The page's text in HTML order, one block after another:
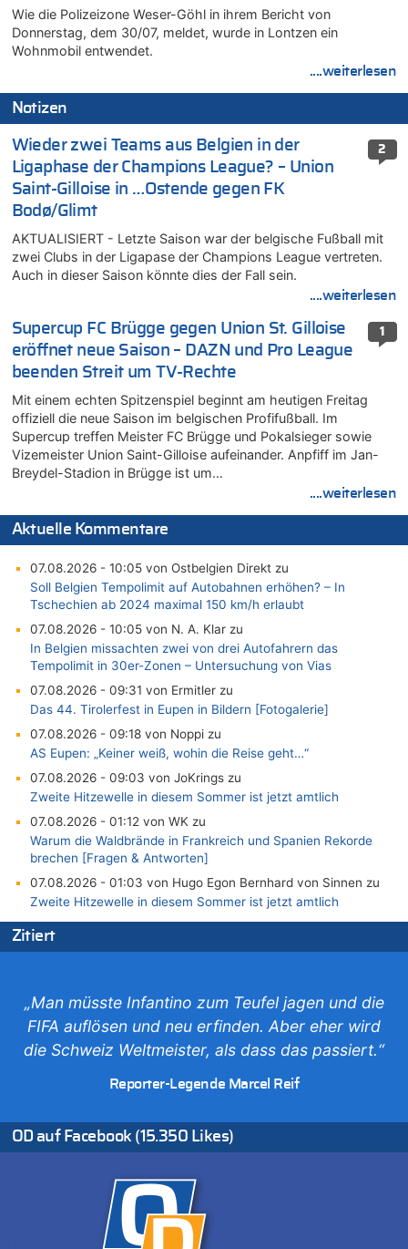
Wie die Polizeizone Weser-Göhl in ihrem Bericht von
Donnerstag, dem 30/07, meldet, wurde in Lontzen ein
Wohnmobil entwendet.
....weiterlesen
Notizen
2
Wieder zwei Teams aus Belgien in der
Ligaphase der Champions League? – Union
Saint-Gilloise in …Ostende gegen FK
Bodø/Glimt
AKTUALISIERT - Letzte Saison war der belgische Fußball mit
zwei Clubs in der Ligapase der Champions League vertreten.
Auch in dieser Saison könnte dies der Fall sein.
....weiterlesen
1
Supercup FC Brügge gegen Union St. Gilloise
eröffnet neue Saison – DAZN und Pro League
beenden Streit um TV-Rechte
Mit einem echten Spitzenspiel beginnt am heutigen Freitag
offiziell die neue Saison im belgischen Profifußball. Im
Supercup treffen Meister FC Brügge und Pokalsieger sowie
Vizemeister Union Saint-Gilloise aufeinander. Anpfiff im Jan-
Breydel-Stadion in Brügge ist um…
....weiterlesen
Aktuelle Kommentare
07.08.2026 - 10:05 von Ostbelgien Direkt zu
Soll Belgien Tempolimit auf Autobahnen erhöhen? – In
Tschechien ab 2024 maximal 150 km/h erlaubt
07.08.2026 - 10:05 von N. A. Klar zu
In Belgien missachten zwei von drei Autofahrern das
Tempolimit in 30er-Zonen – Untersuchung von Vias
07.08.2026 - 09:31 von Ermitler zu
Das 44. Tirolerfest in Eupen in Bildern [Fotogalerie]
07.08.2026 - 09:18 von Noppi zu
AS Eupen: „Keiner weiß, wohin die Reise geht…“
07.08.2026 - 09:03 von JoKrings zu
Zweite Hitzewelle in diesem Sommer ist jetzt amtlich
07.08.2026 - 01:12 von WK zu
Warum die Waldbrände in Frankreich und Spanien Rekorde
brechen [Fragen & Antworten]
07.08.2026 - 01:03 von Hugo Egon Bernhard von Sinnen zu
Zweite Hitzewelle in diesem Sommer ist jetzt amtlich
07.08.2026 - 00:50 von WK zu
Wie kam es zur Ceuta-Krise?
06.08.2026 - 23:53 von Foto Anneliese zu
Mehrere Menschen in Londons City niedergestochen
06.08.2026 - 23:25 von WK zu
FIFA-Spitze demonstriert Einigkeit trotz Kritik und neuer
Vorwürfe gegen Präsident Gianni Infantino
FIFA-Spitze demonstriert Einigkeit trotz Kritik und neuer
Vorwürfe gegen Präsident Gianni Infantino
06.08.2026 - 22:07 von DR ALBERN zu
FIFA-Spitze demonstriert Einigkeit trotz Kritik und neuer
Vorwürfe gegen Präsident Gianni Infantino
06.08.2026 - 21:27 von klar zu
Zitiert
„Man müsste Infantino zum Teufel jagen und die
FIFA auflösen und neu erfinden. Aber eher wird
die Schweiz Weltmeister, als dass das passiert.“
Reporter-Legende Marcel Reif
OD auf Facebook (15.350 Likes)